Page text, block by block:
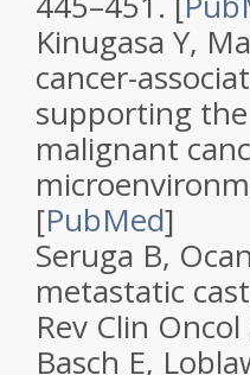
Kinugasa Y,
cancer-
supporting
malignant
[PubMed]
Seruga B,
metastatic
Rev Clin Oncol
Basch E,